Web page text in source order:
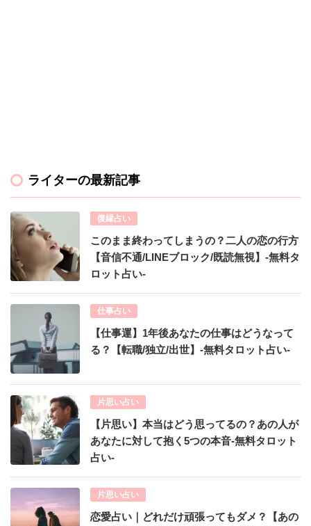
ライターの最新記事
復縁占い
このまま終わってしまうの？二人の恋の行方
【音信不通/LINEブロック/既読無視】-無料タ
ロット占い-
仕事占い
【仕事運】1年後あなたの仕事はどうなって
る？【転職/独立/出世】-無料タロット占い-
片思い占い
【片思い】本当はどう思ってるの？あの人が
あなたに対して抱く5つの本音-無料タロット
占い-
片思い占い
恋愛占い｜どれだけ頑張ってもダメ？【あの